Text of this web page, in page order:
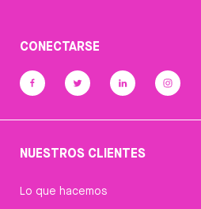
CONECTARSE
NUESTROS CLIENTES
Lo que hacemos